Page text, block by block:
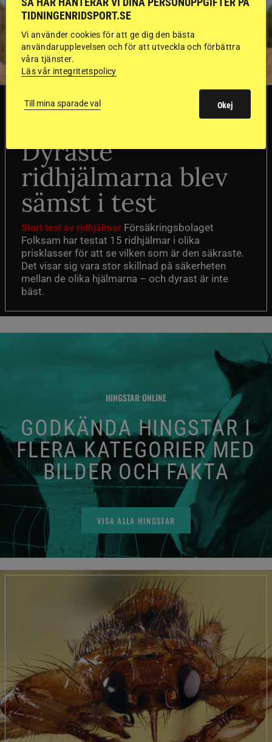
SVERIGE
Dyraste
ridhjälmarna blev
sämst i test
Stort test av ridhjälmar Försäkringsbolaget
Folksam har testat 15 ridhjälmar i olika
prisklasser för att se vilken som är den säkraste.
Det visar sig vara stor skillnad på säkerheten
mellan de olika hjälmarna – och dyrast är inte
bäst.
HINGSTAR ONLINE
GODKÄNDA HINGSTAR I
FLERA KATEGORIER MED
BILDER OCH FAKTA
VISA ALLA HINGSTAR
TIDNINGENRIDSPORT.SE
Vi använder cookies för att ge dig den bästa
användarupplevelsen och för att utveckla och förbättra
våra tjänster.
Läs vår integritetspolicy
Till mina sparade val Okej